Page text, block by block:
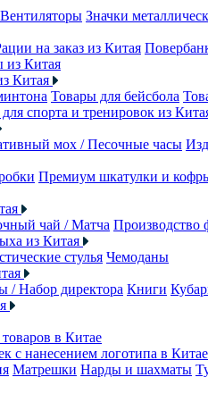
Вентиляторы Значки
на заказ из Китая
из Китая
Китая
Товары для бейсбола
спорта и тренировок из
мох / Песочные часы
Премиум шкатулки и
чай / Матча Производство
из Китая
стулья Чемоданы
/ Набор директора Книги
в Китае
с нанесением логотипа в Китае
Матрешки Нарды и шахматы